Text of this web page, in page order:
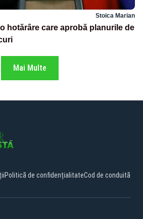
Stoica Marian
hotărâre care aprobă planurile de
Mai Multe
Politică de confidențialitateCod de conduită